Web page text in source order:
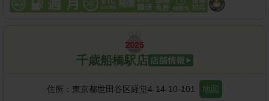
千歳船橋駅店
住所： 東京都世田谷区経堂4-14-10-101 地図